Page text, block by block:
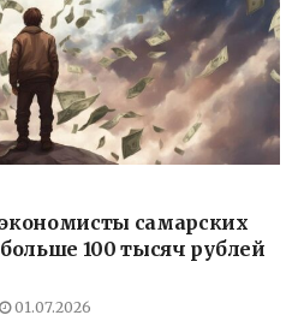
самарских
100 тысяч рублей
01.07.2026